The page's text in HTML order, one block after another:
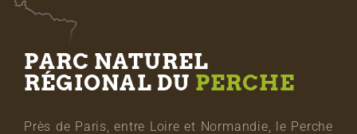
PARC NATUREL
RÉGIONAL DU PERCHE
Près de Paris, entre Loire et Normandie, le Perche